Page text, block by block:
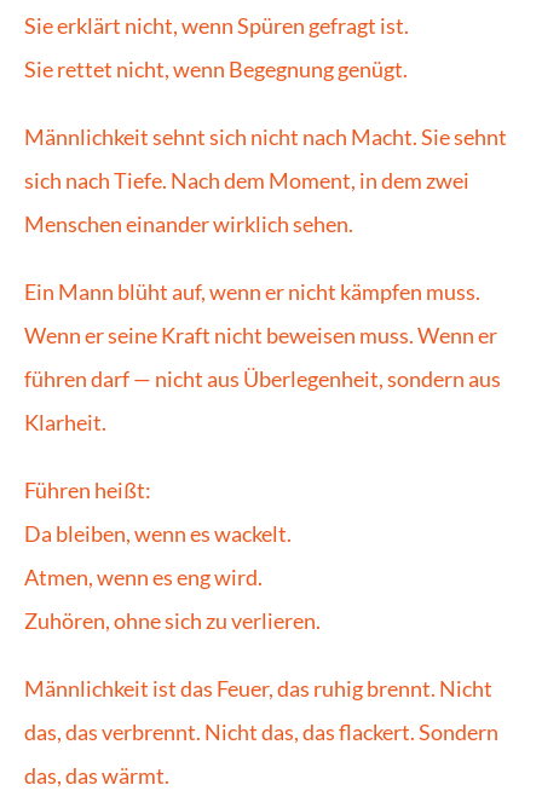
Sie erklärt nicht, wenn Spüren gefragt ist.
Sie rettet nicht, wenn Begegnung genügt.
Männlichkeit sehnt sich nicht nach Macht. Sie sehnt
sich nach Tiefe. Nach dem Moment, in dem zwei
Menschen einander wirklich sehen.
Ein Mann blüht auf, wenn er nicht kämpfen muss.
Wenn er seine Kraft nicht beweisen muss. Wenn er
führen darf — nicht aus Überlegenheit, sondern aus
Klarheit.
Führen heißt:
Da bleiben, wenn es wackelt.
Atmen, wenn es eng wird.
Zuhören, ohne sich zu verlieren.
Männlichkeit ist das Feuer, das ruhig brennt. Nicht
das, das verbrennt. Nicht das, das flackert. Sondern
das, das wärmt.